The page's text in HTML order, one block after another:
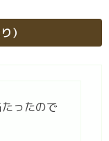
）
ったので